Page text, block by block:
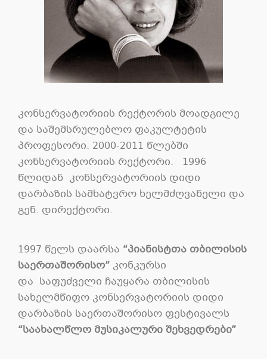
კონსერვატორიის რექტორის მოადგილე
და საშემსრულებლო ფაკულტეტის
პროფესორი. 2000-2011 წლებში
კონსერვატორიის რექტორი. 1996
წლიდან კონსერვატორიის დიდი
დარბაზის სამხატვრო ხელმძღვანელი და
გენ. დირექტორი.
1997 წელს დაარსა “პიანისტთა თბილისის
საერთაშორისო” კონკურსი
და საფუძველი ჩაუყარა თბილისის
სახელმწიფო კონსერვატორიის დიდი
დარბაზის საერთაშორისო ფესტივალს
“საახალწლო მუსიკალური შეხვედრები”